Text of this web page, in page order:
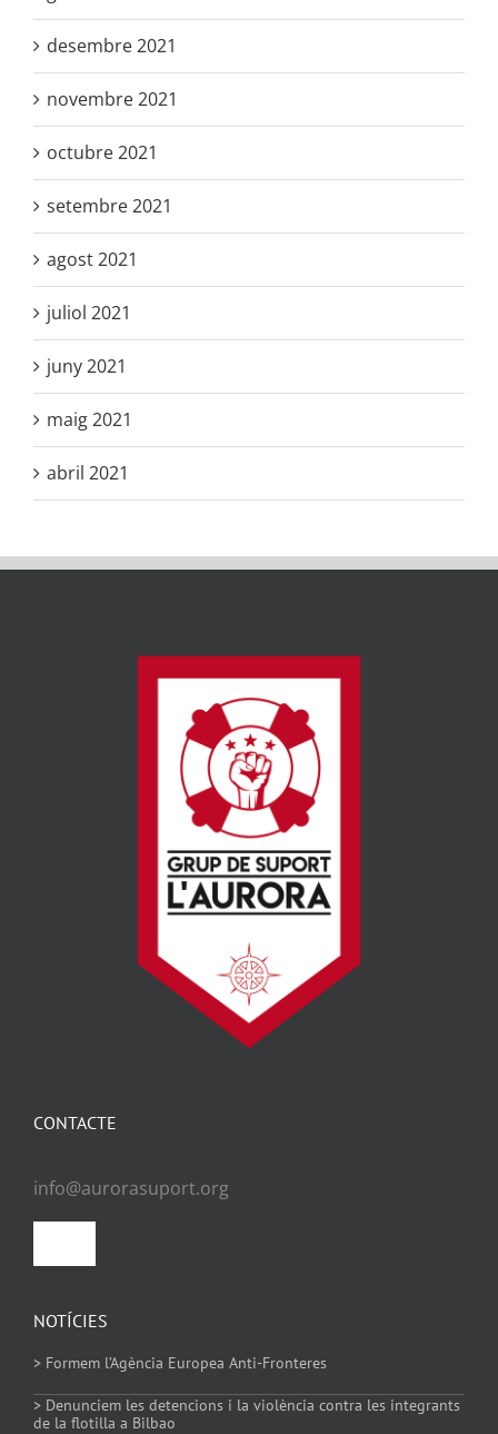
desembre 2021
novembre 2021
octubre 2021
setembre 2021
agost 2021
juliol 2021
juny 2021
maig 2021
abril 2021
NOTÍCIES
> Formem l’Agència Europea Anti-Fronteres
> Denunciem les detencions i la violència contra les integrants
de la flotilla a Bilbao
CONTACTE
info@aurorasuport.org
Política de Cookies